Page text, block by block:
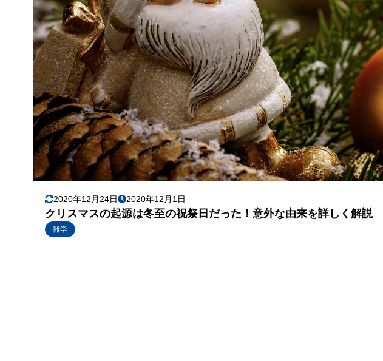
2020年12月24日 2020年12月1日
クリスマスの起源は冬至の祝祭日だった！意外な由来を詳しく解説
雑学